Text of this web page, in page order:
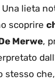
lieta
scoprire
Merwe,
stesso